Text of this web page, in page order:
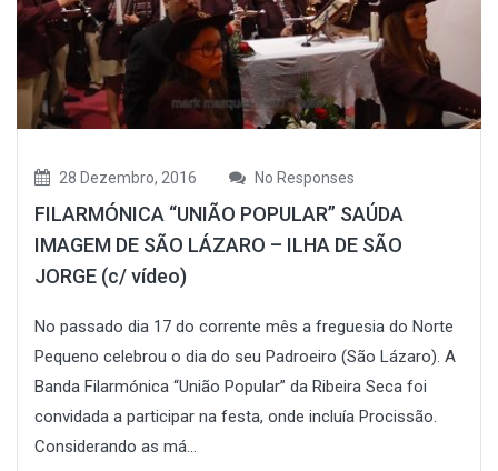
28 Dezembro, 2016 No Responses
FILARMÓNICA “UNIÃO POPULAR” SAÚDA
IMAGEM DE SÃO LÁZARO – ILHA DE SÃO
JORGE (c/ vídeo)
No passado dia 17 do corrente mês a freguesia do Norte
Pequeno celebrou o dia do seu Padroeiro (São Lázaro). A
Banda Filarmónica “União Popular” da Ribeira Seca foi
convidada a participar na festa, onde incluía Procissão.
Considerando as má...